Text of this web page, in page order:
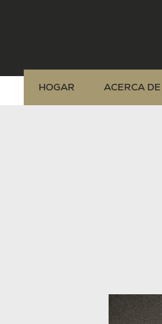
HOGAR ACERCA DE